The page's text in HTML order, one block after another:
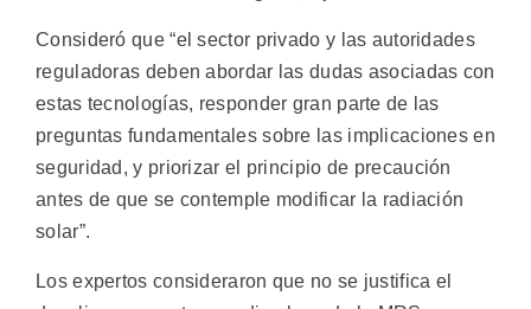
Consideró que “el sector privado y las autoridades
reguladoras deben abordar las dudas asociadas con
estas tecnologías, responder gran parte de las
preguntas fundamentales sobre las implicaciones en
seguridad, y priorizar el principio de precaución
antes de que se contemple modificar la radiación
solar”.
Los expertos consideraron que no se justifica el